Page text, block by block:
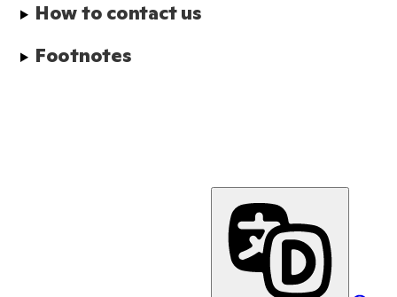
How to contact us
Footnotes